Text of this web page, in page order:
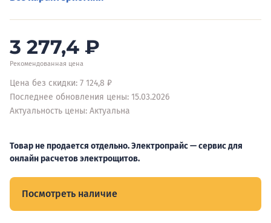
3 277,4 ₽
Рекомендованная цена
Цена без скидки: 7 124,8 ₽
Последнее обновления цены: 15.03.2026
Актуальность цены: Актуальна
Товар не продается отдельно. Электропрайс — сервис для
онлайн расчетов электрощитов.
Посмотреть наличие